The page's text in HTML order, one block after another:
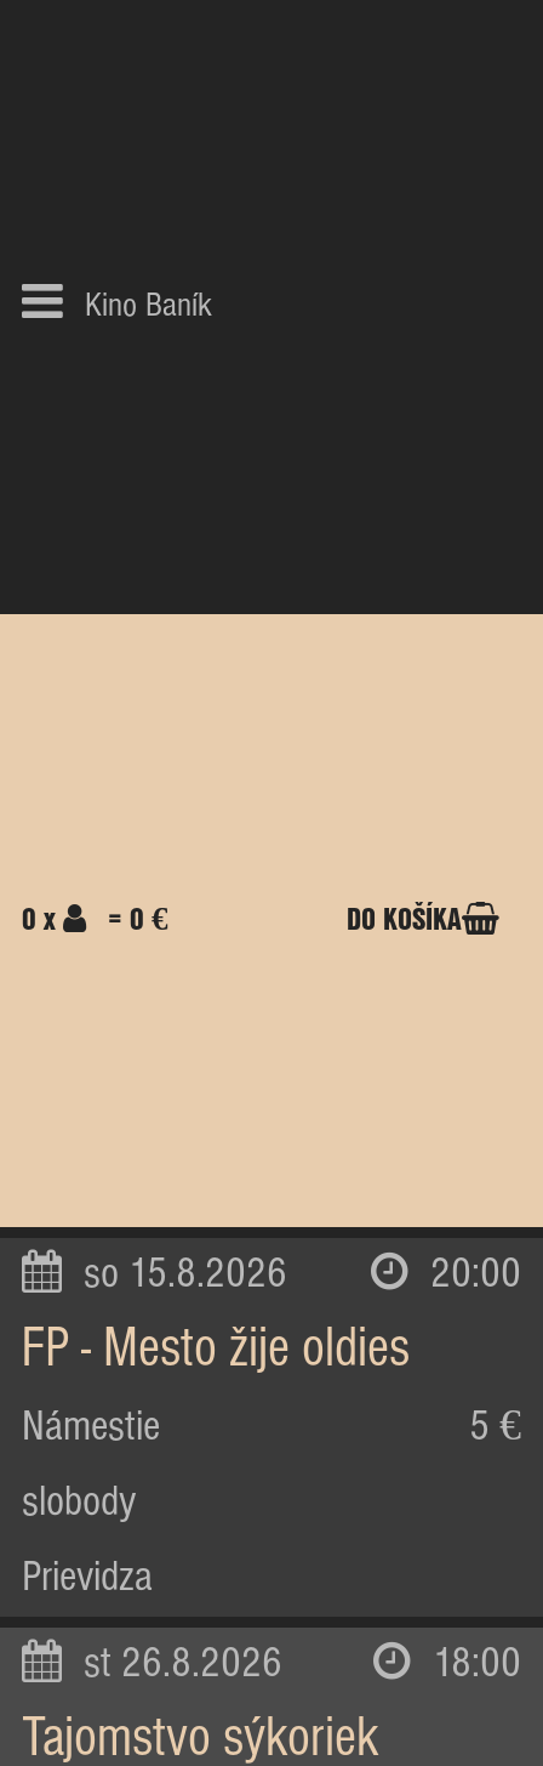
Kino Baník
0 x = 0 € DO KOŠÍKA
so 15.8.2026 20:00
FP - Mesto žije oldies
Námestie
slobody
Prievidza
5 €
st 26.8.2026 18:00
Tajomstvo sýkoriek